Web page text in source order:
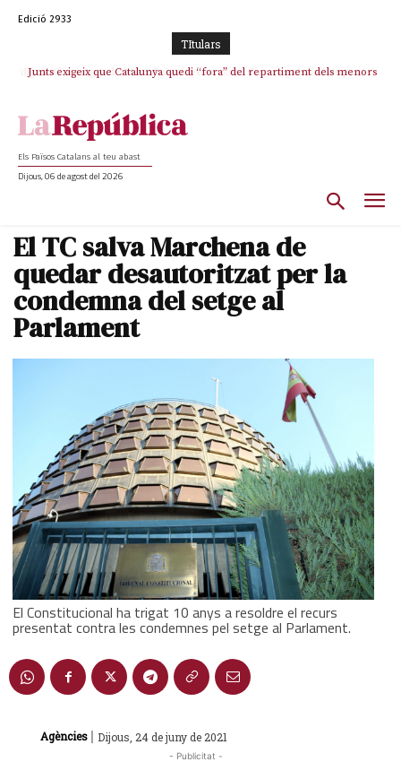
Edició 2933
TItulars
Junts exigeix que Catalunya quedi “fora” del repartiment dels menors
Els Països Catalans al teu abast
Dijous, 06 de agost del 2026
El TC salva Marchena de
quedar desautoritzat per la
condemna del setge al
Parlament
El Constitucional ha trigat 10 anys a resoldre el recurs
presentat contra les condemnes pel setge al Parlament.
Agències | Dijous, 24 de juny de 2021
- Publicitat -